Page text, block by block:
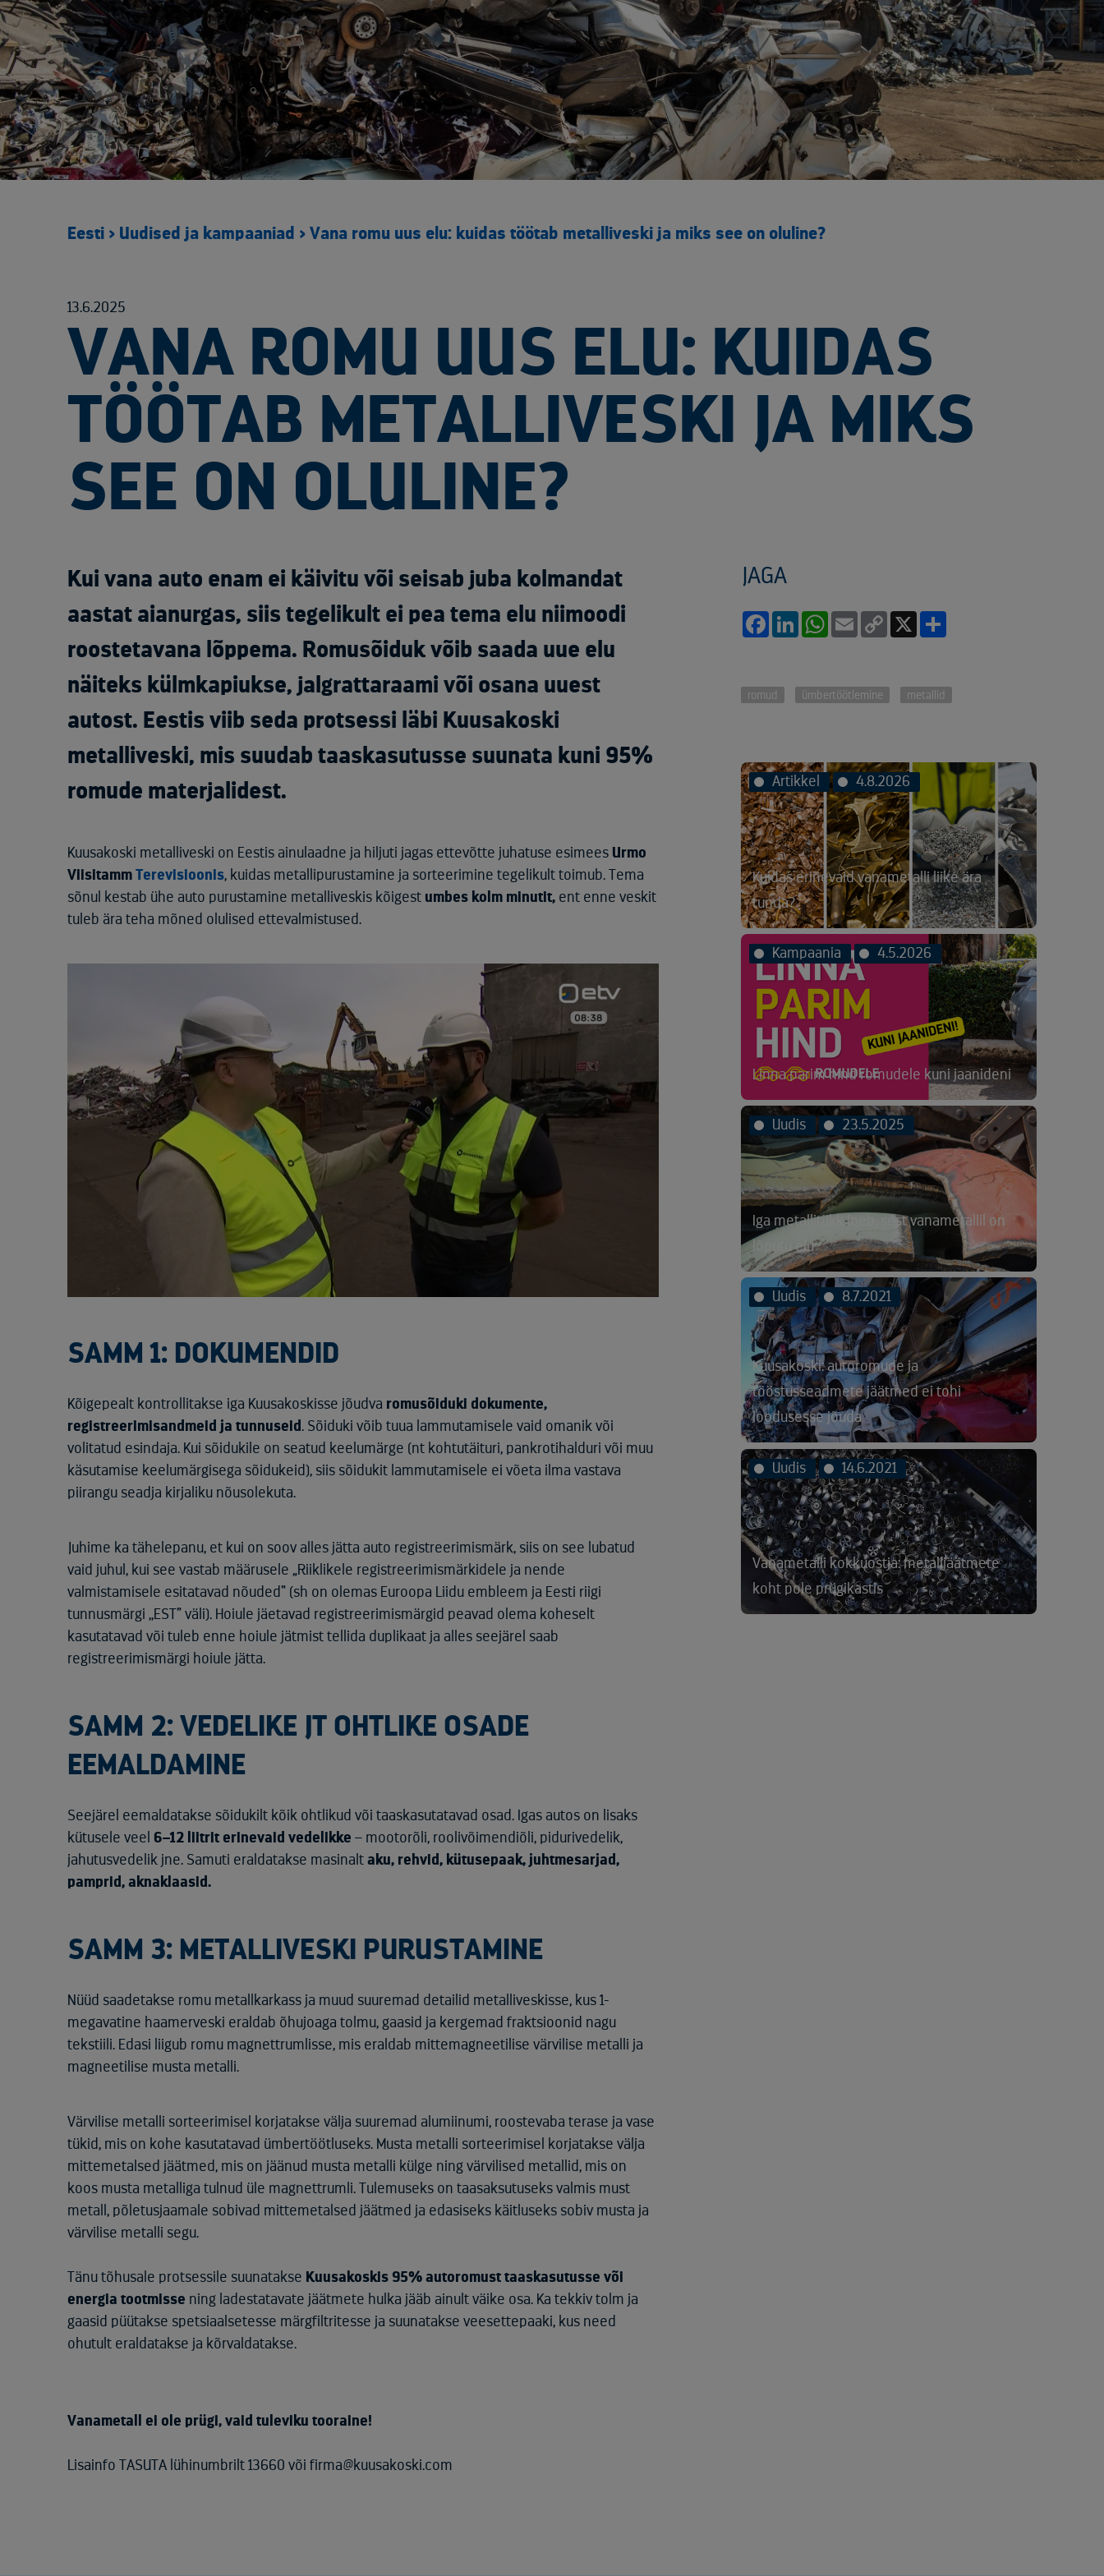
Eesti > Uudised ja kampaaniad > Vana romu uus elu: kuidas töötab metalliveski ja miks see on oluline?
13.6.2025
VANA ROMU UUS ELU: KUIDAS
TÖÖTAB METALLIVESKI JA MIKS
SEE ON OLULINE?
Kui vana auto enam ei käivitu või seisab juba kolmandat
aastat aianurgas, siis tegelikult ei pea tema elu niimoodi
roostetavana lõppema. Romusõiduk võib saada uue elu
näiteks külmkapiukse, jalgrattaraami või osana uuest
autost. Eestis viib seda protsessi läbi Kuusakoski
metalliveski, mis suudab taaskasutusse suunata kuni 95%
romude materjalidest.
Kuusakoski metalliveski on Eestis ainulaadne ja hiljuti jagas ettevõtte juhatuse esimees Urmo
Viisitamm Terevisioonis, kuidas metallipurustamine ja sorteerimine tegelikult toimub. Tema
sõnul kestab ühe auto purustamine metalliveskis kõigest umbes kolm minutit, ent enne veskit
tuleb ära teha mõned olulised ettevalmistused.
SAMM 1: DOKUMENDID
Kõigepealt kontrollitakse iga Kuusakoskisse jõudva romusõiduki dokumente,
registreerimisandmeid ja tunnuseid . Sõiduki võib tuua lammutamisele vaid omanik või
volitatud esindaja. Kui sõidukile on seatud keelumärge (nt kohtutäituri, pankrotihalduri või muu
käsutamise keelumärgisega sõidukeid), siis sõidukit lammutamisele ei võeta ilma vastava
piirangu seadja kirjaliku nõusolekuta.
Juhime ka tähelepanu, et kui on soov alles jätta auto registreerimismärk, siis on see lubatud
vaid juhul, kui see vastab määrusele „Riiklikele registreerimismärkidele ja nende
valmistamisele esitatavad nõuded“ (sh on olemas Euroopa Liidu embleem ja Eesti riigi
tunnusmärgi ,,EST” väli). Hoiule jäetavad registreerimismärgid peavad olema koheselt
kasutatavad või tuleb enne hoiule jätmist tellida duplikaat ja alles seejärel saab
registreerimismärgi hoiule jätta.
SAMM 2: VEDELIKE JT OHTLIKE OSADE
EEMALDAMINE
Seejärel eemaldatakse sõidukilt kõik ohtlikud või taaskasutatavad osad. Igas autos on lisaks
kütusele veel 6–12 liitrit erinevaid vedelikke – mootorõli, roolivõimendiõli, pidurivedelik,
jahutusvedelik jne. Samuti eraldatakse masinalt aku, rehvid, kütusepaak, juhtmesarjad,
pamprid, aknaklaasid.
SAMM 3: METALLIVESKI PURUSTAMINE
Nüüd saadetakse romu metallkarkass ja muud suuremad detailid metalliveskisse, kus 1-
megavatine haamerveski eraldab õhujoaga tolmu, gaasid ja kergemad fraktsioonid nagu
tekstiili. Edasi liigub romu magnettrumlisse, mis eraldab mittemagneetilise värvilise metalli ja
magneetilise musta metalli.
Värvilise metalli sorteerimisel korjatakse välja suuremad alumiinumi, roostevaba terase ja vase
tükid, mis on kohe kasutatavad ümbertöötluseks. Musta metalli sorteerimisel korjatakse välja
mittemetalsed jäätmed, mis on jäänud musta metalli külge ning värvilised metallid, mis on
koos musta metalliga tulnud üle magnettrumli. Tulemuseks on taasaksutuseks valmis must
metall, põletusjaamale sobivad mittemetalsed jäätmed ja edasiseks käitluseks sobiv musta ja
värvilise metalli segu.
Tänu tõhusale protsessile suunatakse Kuusakoskis 95% autoromust taaskasutusse või
energia tootmisse ning ladestatavate jäätmete hulka jääb ainult väike osa. Ka tekkiv tolm ja
gaasid püütakse spetsiaalsetesse märgfiltritesse ja suunatakse veesettepaaki, kus need
ohutult eraldatakse ja kõrvaldatakse.
Vanametall ei ole prügi, vaid tuleviku tooraine!
Lisainfo TASUTA lühinumbrilt 13660 või firma@kuusakoski.com
JAGA
FacebookLinkedInWhatsApp
Email
Copy
romud ümbertöötlemine metallid
Artikkel 4.8.2026
Kuidas erinevaid vanametalli liike ära
tunda?
Kampaania 4.5.2026
Linna parim hind romudele kuni jaanideni
Uudis 23.5.2025
Iga metallitükk loeb, sest vanametallil on
lõputu elu
Uudis 8.7.2021
Kuusakoski: autoromude ja
tööstusseadmete jäätmed ei tohi
loodusesse jõuda
Uudis 14.6.2021
Vanametalli kokkuostja: metalljäätmete
koht pole prügikastis